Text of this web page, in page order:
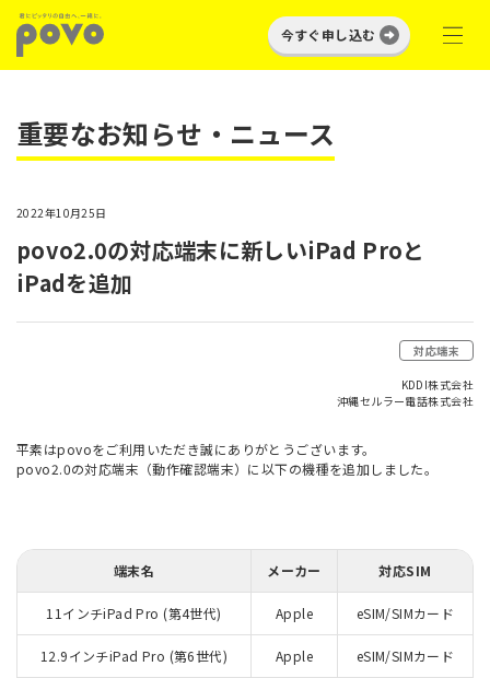
今すぐ申し込む
重要なお知らせ・ニュース
2022年10月25日
povo2.0の対応端末に新しいiPad Proと
iPadを追加
対応端末
KDDI株式会社
沖縄セルラー電話株式会社
平素はpovoをご利用いただき誠にありがとうございます。
povo2.0の対応端末（動作確認端末）に以下の機種を追加しました。
端末名 メーカー 対応SIM
11インチiPad Pro (第4世代) Apple eSIM/SIMカード
12.9インチiPad Pro (第6世代) Apple eSIM/SIMカード